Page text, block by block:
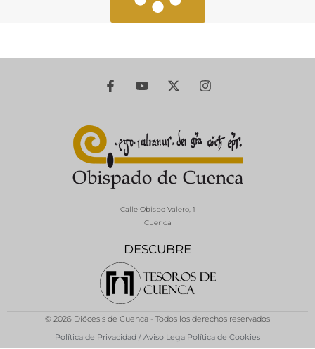
DESCUBRE
Calle Obispo Valero, 1
Cuenca
© 2026 Diócesis de Cuenca - Todos los derechos reservados
Política de Privacidad / Aviso LegalPolítica de Cookies